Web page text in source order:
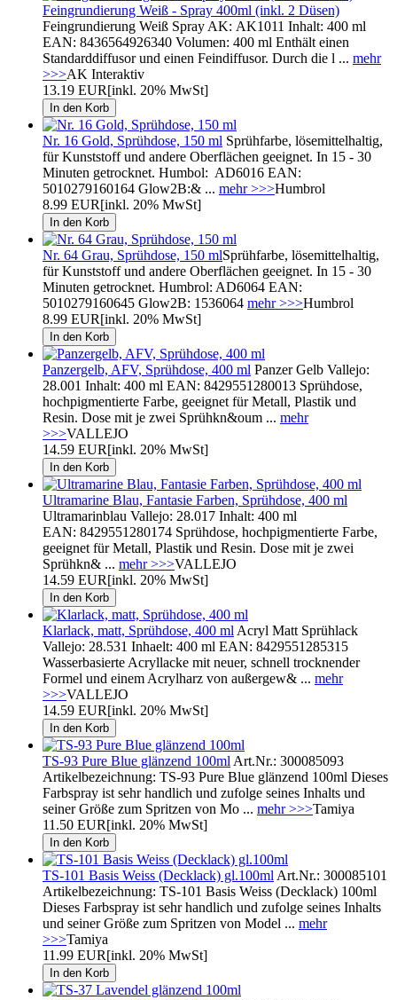
Feingrundierung Weiß - Spray 400ml (inkl. 2 Düsen)
Feingrundierung Weiß Spray AK: AK1011 Inhalt: 400 ml
EAN: 8436564926340 Volumen: 400 ml Enthält einen
Standarddiffusor und einen Feindiffusor. Durch die l ... mehr
>>>AK Interaktiv
13.19 EUR[inkl. 20% MwSt]
Nr. 16 Gold, Sprühdose, 150 ml Sprühfarbe, lösemittelhaltig,
für Kunststoff und andere Oberflächen geeignet. In 15 - 30
Minuten getrocknet. Humbol: AD6016 EAN:
5010279160164 Glow2B:& ... mehr >>>Humbrol
8.99 EUR[inkl. 20% MwSt]
Nr. 64 Grau, Sprühdose, 150 mlSprühfarbe, lösemittelhaltig,
für Kunststoff und andere Oberflächen geeignet. In 15 - 30
Minuten getrocknet. Humbrol: AD6064 EAN:
5010279160645 Glow2B: 1536064 mehr >>>Humbrol
8.99 EUR[inkl. 20% MwSt]
Panzergelb, AFV, Sprühdose, 400 ml Panzer Gelb Vallejo:
28.001 Inhalt: 400 ml EAN: 8429551280013 Sprühdose,
hochpigmentierte Farbe, geeignet für Metall, Plastik und
Resin. Dose mit je zwei Sprühkn&oum ... mehr
>>>VALLEJO
14.59 EUR[inkl. 20% MwSt]
Ultramarine Blau, Fantasie Farben, Sprühdose, 400 ml
Ultramarinblau Vallejo: 28.017 Inhalt: 400 ml
EAN: 8429551280174 Sprühdose, hochpigmentierte Farbe,
geeignet für Metall, Plastik und Resin. Dose mit je zwei
Sprühkn& ... mehr >>>VALLEJO
14.59 EUR[inkl. 20% MwSt]
Klarlack, matt, Sprühdose, 400 ml Acryl Matt Sprühlack
Vallejo: 28.531 Inhaelt: 400 ml EAN: 8429551285315
Wasserbasierte Acryllacke mit neuer, schnell trocknender
Formel und einem Acrylharz von außergew& ... mehr
>>>VALLEJO
14.59 EUR[inkl. 20% MwSt]
TS-93 Pure Blue glänzend 100ml Art.Nr.: 300085093
Artikelbezeichnung: TS-93 Pure Blue glänzend 100ml Dieses
Farbspray ist sehr handlich und zufolge seines Inhalts und
seiner Größe zum Spritzen von Mo ... mehr >>>Tamiya
11.50 EUR[inkl. 20% MwSt]
TS-101 Basis Weiss (Decklack) gl.100ml Art.Nr.: 300085101
Artikelbezeichnung: TS-101 Basis Weiss (Decklack) 100ml
Dieses Farbspray ist sehr handlich und zufolge seines Inhalts
und seiner Größe zum Spritzen von Model ... mehr
>>>Tamiya
11.99 EUR[inkl. 20% MwSt]